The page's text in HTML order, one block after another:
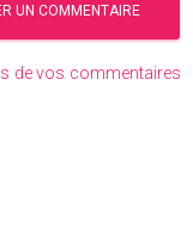
de vos commentaires